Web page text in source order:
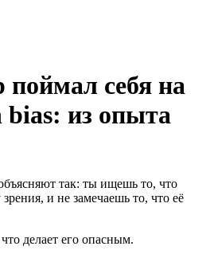
поймал себя на
из опыта
так: ты ищешь то, что
и не замечаешь то, что её
делает его опасным.